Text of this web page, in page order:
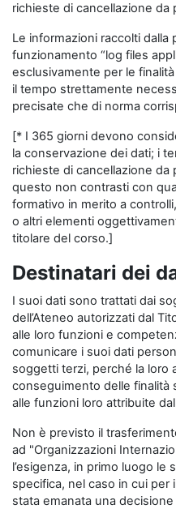
richieste di cancellazione da
Le informazioni raccolti
funzionamento “log files
esclusivamente per le
il tempo strettamente
precisate che di norma
[* I 365 giorni devono
la conservazione dei dati; i
richieste di cancellazione da
questo non contrasti con
formativo in merito a
o altri elementi
titolare del corso.]
Destinatari dei
I suoi dati sono trattati dai
dell’Ateneo autorizzati dal
alle loro funzioni e
comunicare i suoi dati
soggetti terzi, perché la loro
conseguimento delle finalità
alle funzioni loro attribuite
Non è previsto il
ad "Organizzazioni
l’esigenza, in primo luogo le
specifica, nel caso in cui per
stata emanata una